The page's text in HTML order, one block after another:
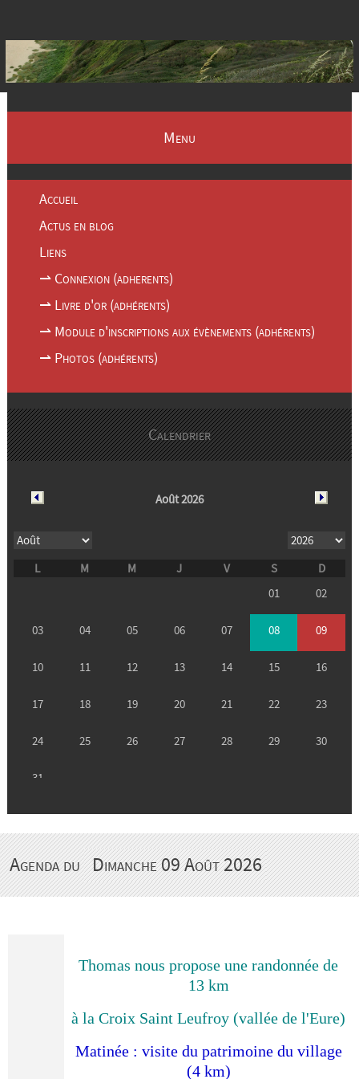
Menu
Accueil
Actus en blog
Liens
⇀ Connexion (adherents)
⇀ Livre d'or (adhérents)
⇀ Module d'inscriptions aux évènements (adhérents)
⇀ Photos (adhérents)
Calendrier
Agenda du Dimanche 09 Août 2026
Thomas nous propose une randonnée de
13 km
à la Croix Saint Leufroy (vallée de l'Eure)
Matinée : visite du patrimoine du village
(4 km)